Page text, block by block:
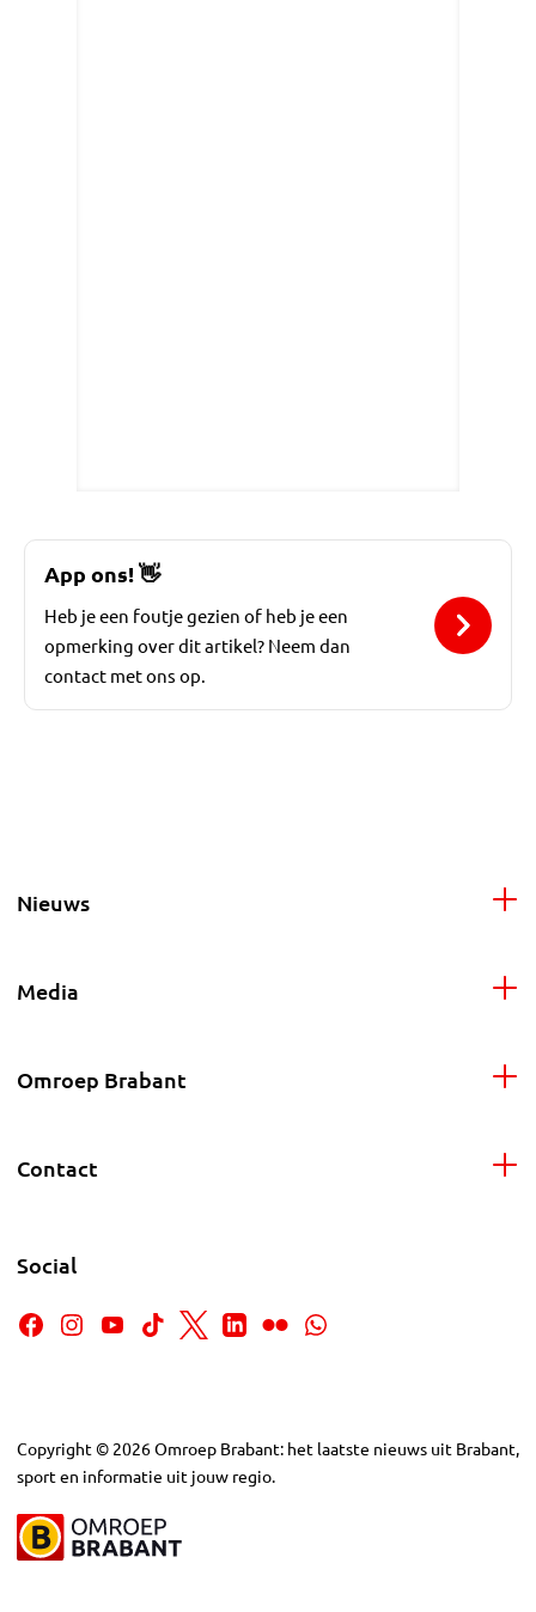
App ons!👋
Heb je een foutje gezien of heb je een
opmerking over dit artikel? Neem dan
contact met ons op.
Nieuws
Media
Omroep Brabant
Contact
Social
Copyright © 2026Omroep Brabant: het laatste nieuws uit Brabant,
sport en informatie uit jouw regio.